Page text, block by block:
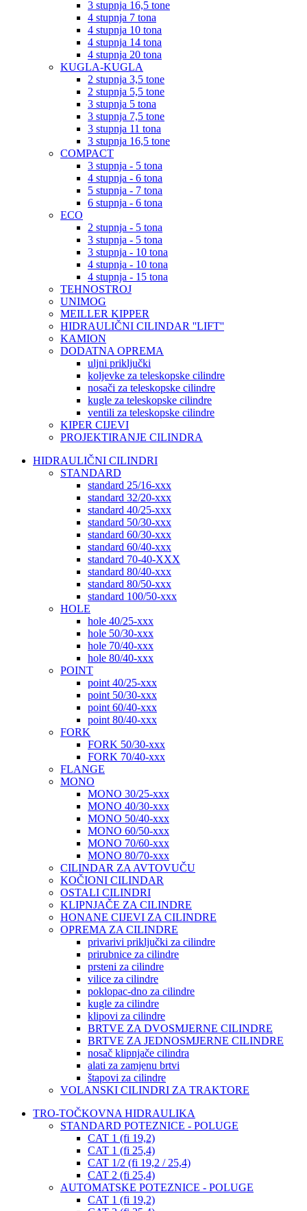
3 stupnja 16,5 tone
4 stupnja 7 tona
4 stupnja 10 tona
4 stupnja 14 tona
4 stupnja 20 tona
KUGLA-KUGLA
2 stupnja 3,5 tone
2 stupnja 5,5 tone
3 stupnja 5 tona
3 stupnja 7,5 tone
3 stupnja 11 tona
3 stupnja 16,5 tone
COMPACT
3 stupnja - 5 tona
4 stupnja - 6 tona
5 stupnja - 7 tona
6 stupnja - 6 tona
ECO
2 stupnja - 5 tona
3 stupnja - 5 tona
3 stupnja - 10 tona
4 stupnja - 10 tona
4 stupnja - 15 tona
TEHNOSTROJ
UNIMOG
MEILLER KIPPER
HIDRAULIČNI CILINDAR ''LIFT''
KAMION
DODATNA OPREMA
uljni priključki
koljevke za teleskopske cilindre
nosači za teleskopske cilindre
kugle za teleskopske cilindre
ventili za teleskopske cilindre
KIPER CIJEVI
PROJEKTIRANJE CILINDRA
HIDRAULIČNI CILINDRI
STANDARD
standard 25/16-xxx
standard 32/20-xxx
standard 40/25-xxx
standard 50/30-xxx
standard 60/30-xxx
standard 60/40-xxx
standard 70-40-XXX
standard 80/40-xxx
standard 80/50-xxx
standard 100/50-xxx
HOLE
hole 40/25-xxx
hole 50/30-xxx
hole 70/40-xxx
hole 80/40-xxx
POINT
point 40/25-xxx
point 50/30-xxx
point 60/40-xxx
point 80/40-xxx
FORK
FORK 50/30-xxx
FORK 70/40-xxx
FLANGE
MONO
MONO 30/25-xxx
MONO 40/30-xxx
MONO 50/40-xxx
MONO 60/50-xxx
MONO 70/60-xxx
MONO 80/70-xxx
CILINDAR ZA AVTOVUČU
KOČIONI CILINDAR
OSTALI CILINDRI
KLIPNJAČE ZA CILINDRE
HONANE CIJEVI ZA CILINDRE
OPREMA ZA CILINDRE
privarivi priključki za cilindre
prirubnice za cilindre
prsteni za cilindre
vilice za cilindre
poklopac-dno za cilindre
kugle za cilindre
klipovi za cilindre
BRTVE ZA DVOSMJERNE CILINDRE
BRTVE ZA JEDNOSMJERNE CILINDRE
nosač klipnjače cilindra
alati za zamjenu brtvi
štapovi za cilindre
VOLANSKI CILINDRI ZA TRAKTORE
TRO-TOČKOVNA HIDRAULIKA
STANDARD POTEZNICE - POLUGE
CAT 1 (fi 19,2)
CAT 1 (fi 25,4)
CAT 1/2 (fi 19,2 / 25,4)
CAT 2 (fi 25,4)
AUTOMATSKE POTEZNICE - POLUGE
CAT 1 (fi 19,2)